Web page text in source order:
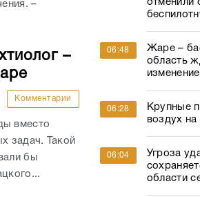
–
–
Комментарии
вместо
задач. Такой
бы
отменили
06:48
Жаре –
область
06:28
Крупные
воздух на
06:04
Угроза
области